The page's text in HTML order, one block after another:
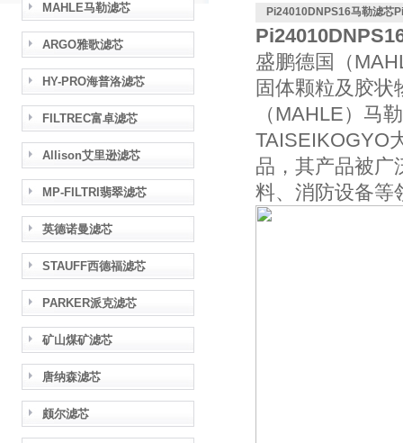
MAHLE马勒滤芯
ARGO雅歌滤芯
HY-PRO海普洛滤芯
FILTREC富卓滤芯
Allison艾里逊滤芯
MP-FILTRI翡翠滤芯
英德诺曼滤芯
STAUFF西德福滤芯
PARKER派克滤芯
矿山煤矿滤芯
唐纳森滤芯
颇尔滤芯
Pi24010DNPS16马勒滤芯
盛鹏德国（
固体颗粒及胶
（MAHLE）马
TAISEIKOGYO
品，其产品被广
料、消防设备等